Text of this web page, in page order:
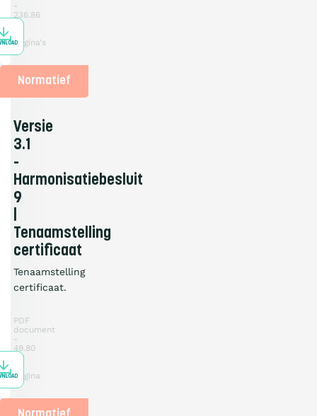
236.86
KB
pagina's
Normatief
Versie
3.1
-
Harmonisatiebesluit
9
Tenaamstelling
certificaat
Tenaamstelling
certificaat.
PDF
document
49.80
KB
pagina